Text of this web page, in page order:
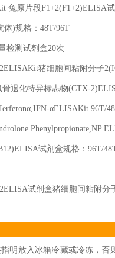
兔原片段F1+2(F1+2)ELISA
体)规格： 48T/96T
检测试剂盒20次
2ELISAKit猪细胞间粘附分子
骨退化特异标志物(CTX-
α,IFN-αELISAKit 96T/
Phenylpropionate,NP
试剂盒规格： 96T/
试剂盒猪细胞间粘附分
明放入冰箱冷藏或冷冻，